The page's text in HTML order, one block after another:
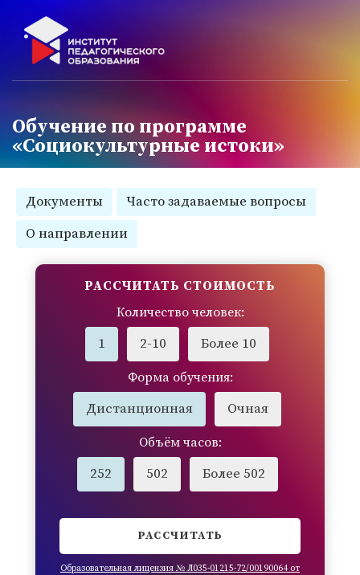
Обучение по программе
«Социокультурные истоки»
Документы
Часто задаваемые вопросы
О направлении
РАССЧИТАТЬ СТОИМОСТЬ
Количество человек:
1 2-10 Более 10
Форма обучения:
Дистанционная Очная
Объём часов:
252 502 Более 502
РАССЧИТАТЬ
Образовательная лицензия № Л035-01215-72/00190064 от